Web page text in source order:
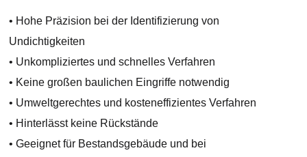
• Hohe Präzision bei der Identifizierung von
Undichtigkeiten
• Unkompliziertes und schnelles Verfahren
• Keine großen baulichen Eingriffe notwendig
• Umweltgerechtes und kosteneffizientes Verfahren
• Hinterlässt keine Rückstände
• Geeignet für Bestandsgebäude und bei